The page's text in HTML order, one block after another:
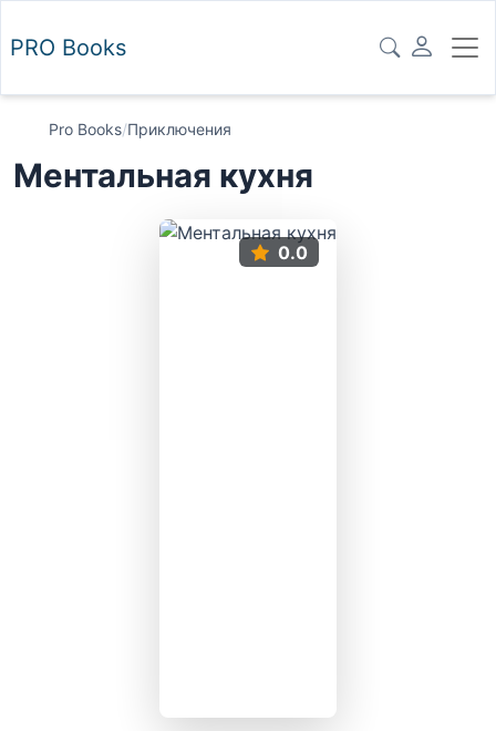
PRO Books
Pro Books/Приключения
Ментальная кухня
0.0